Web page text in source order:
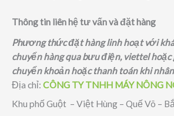
Thông tin liên hệ tư vấn và đặt hàng
Phương thức đặt hàng linh hoạt với
chuyển hàng qua bưu điện, viettel hoặc
chuyển khoản hoặc thanh toán khi
Địa chỉ: CÔNG TY TNHH MÁY NÔNG
Khu phố Guột – Việt Hùng – Quế Võ –